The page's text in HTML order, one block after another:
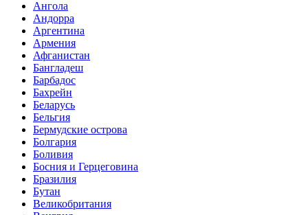
Ангола
Андорра
Аргентина
Армения
Афганистан
Бангладеш
Барбадос
Бахрейн
Беларусь
Бельгия
Бермудские острова
Болгария
Боливия
Босния и Герцеговина
Бразилия
Бутан
Великобритания